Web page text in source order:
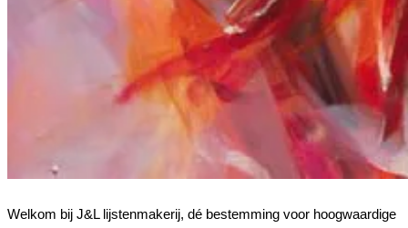
Welkom bij J&L lijstenmakerij, dé bestemming voor hoogwaardige